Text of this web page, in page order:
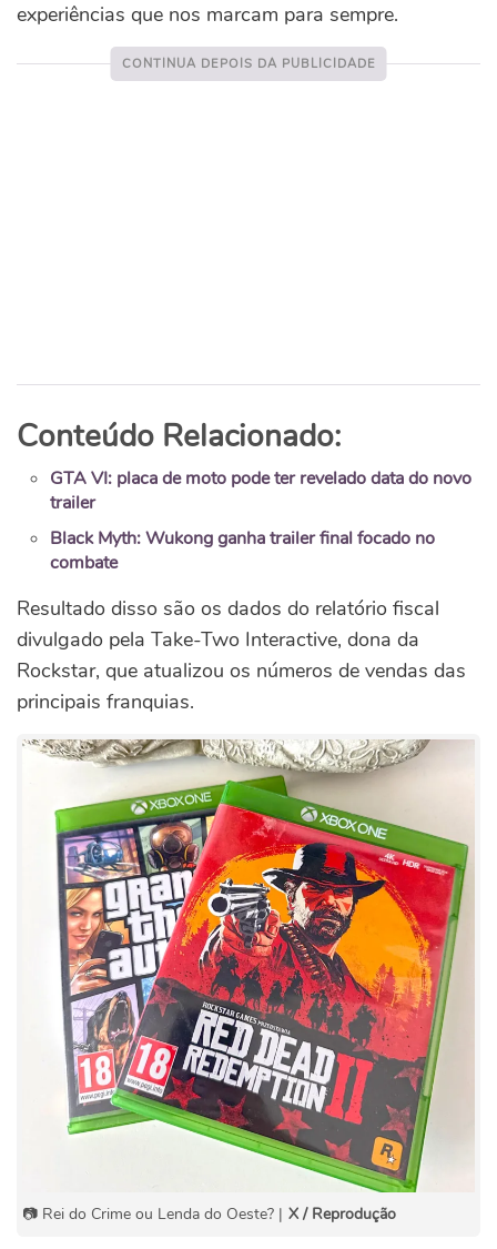
experiências que nos marcam para sempre.
Conteúdo Relacionado:
GTA VI: placa de moto pode ter revelado data do novo
trailer
Black Myth: Wukong ganha trailer final focado no
combate
Resultado disso são os dados do relatório fiscal
divulgado pela Take-Two Interactive, dona da
Rockstar, que atualizou os números de vendas das
principais franquias.
📷 Rei do Crime ou Lenda do Oeste? | X / Reprodução